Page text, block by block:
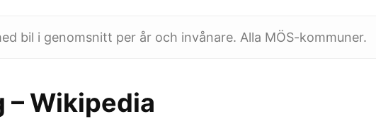
bil i genomsnitt per år och invånare. Alla MÖS-kommuner.
– Wikipedia